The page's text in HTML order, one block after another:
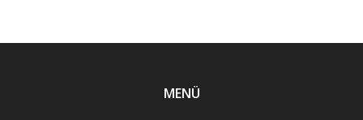
MENÜ